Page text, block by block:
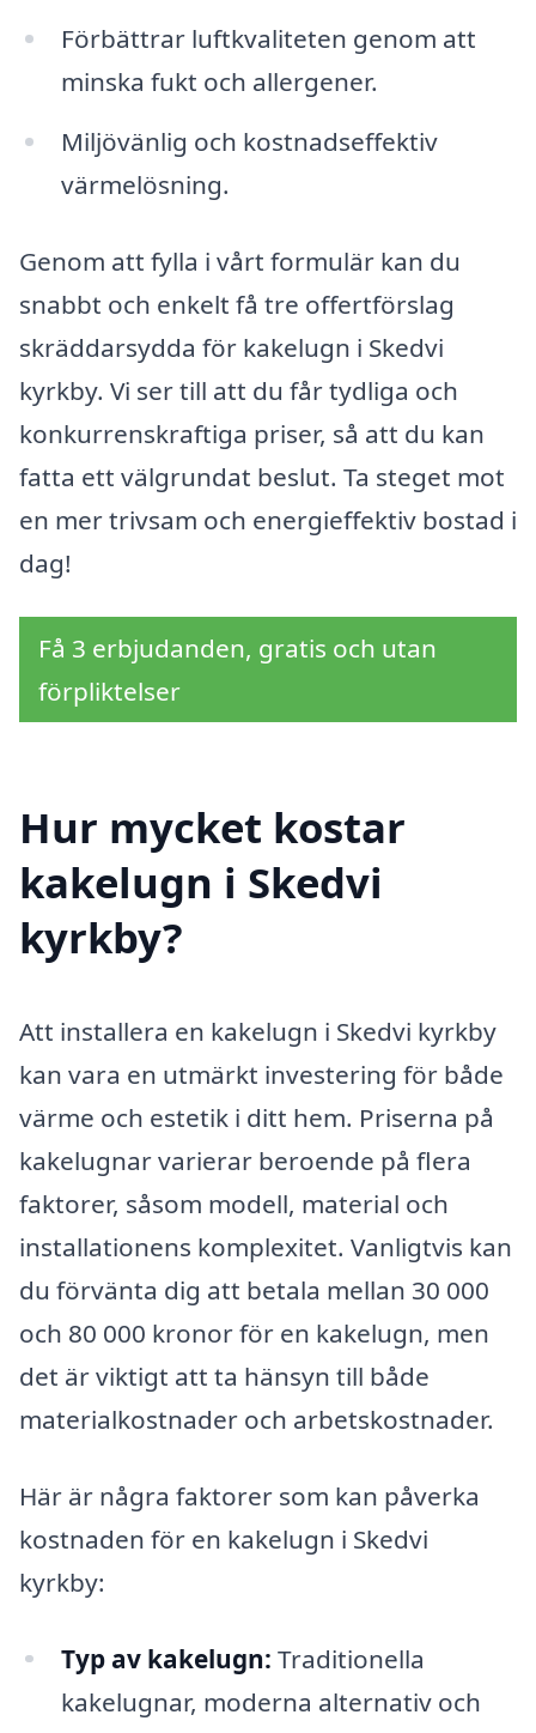
Förbättrar luftkvaliteten genom att
minska fukt och allergener.
Miljövänlig och kostnadseffektiv
värmelösning.
Genom att fylla i vårt formulär kan du
snabbt och enkelt få tre offertförslag
skräddarsydda för kakelugn i Skedvi
kyrkby. Vi ser till att du får tydliga och
konkurrenskraftiga priser, så att du kan
fatta ett välgrundat beslut. Ta steget mot
en mer trivsam och energieffektiv bostad i
dag!
Få 3 erbjudanden, gratis och utan
förpliktelser
Hur mycket kostar
kakelugn i Skedvi
kyrkby?
Att installera en kakelugn i Skedvi kyrkby
kan vara en utmärkt investering för både
värme och estetik i ditt hem. Priserna på
kakelugnar varierar beroende på flera
faktorer, såsom modell, material och
installationens komplexitet. Vanligtvis kan
du förvänta dig att betala mellan 30 000
och 80 000 kronor för en kakelugn, men
det är viktigt att ta hänsyn till både
materialkostnader och arbetskostnader.
Här är några faktorer som kan påverka
kostnaden för en kakelugn i Skedvi
kyrkby:
Typ av kakelugn: Traditionella
kakelugnar, moderna alternativ och